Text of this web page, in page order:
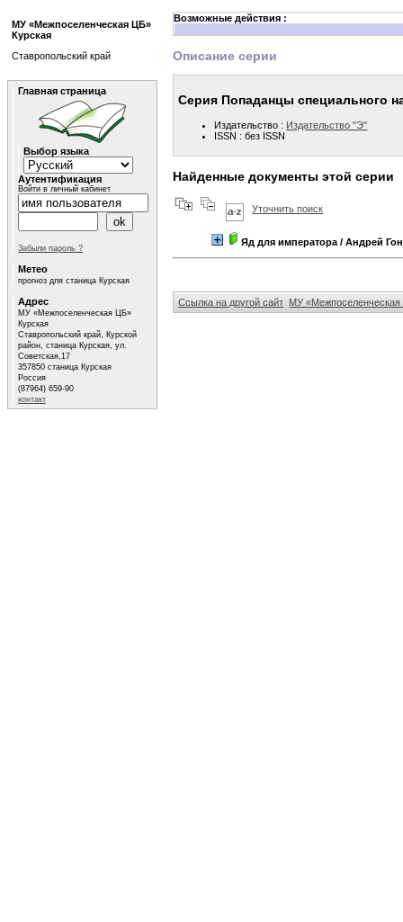
Возможные действия :
Описание серии
Серия Попаданцы специального
Издательство : Издательство "Э"
ISSN : без ISSN
Найденные документы этой серии
Уточнить поиск
Яд для императора / Андрей
Ссылка на другой сайт МУ «Межпоселенческая
МУ «Межпоселенческая ЦБ»
Курская
Ставропольский край
Главная страница
Выбор языка
Аутентификация
Войти в личный кабинет
Забыли пароль ?
Метео
прогноз для станица Курская
Адрес
МУ «Межпоселенческая ЦБ»
Курская
Ставропольский край, Курской
район, станица Курская, ул.
Советская,17
357850 станица Курская
Россия
(87964) 659-90
контакт